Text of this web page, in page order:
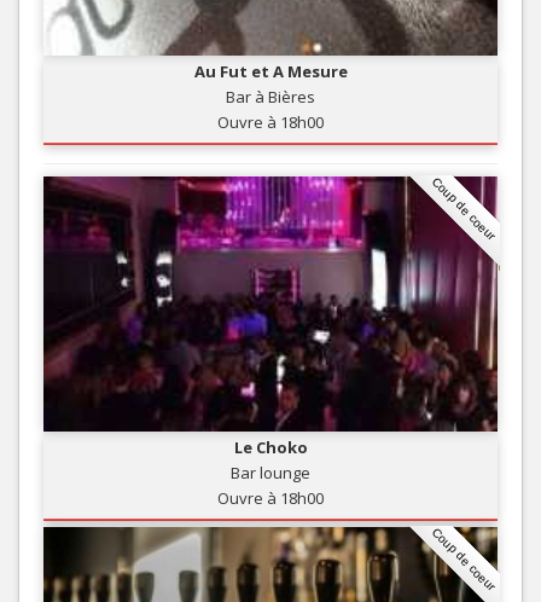
Au Fut et A Mesure
Bar à Bières
Ouvre à 18h00
Coup de coeur
Le Choko
Bar lounge
Ouvre à 18h00
Coup de coeur